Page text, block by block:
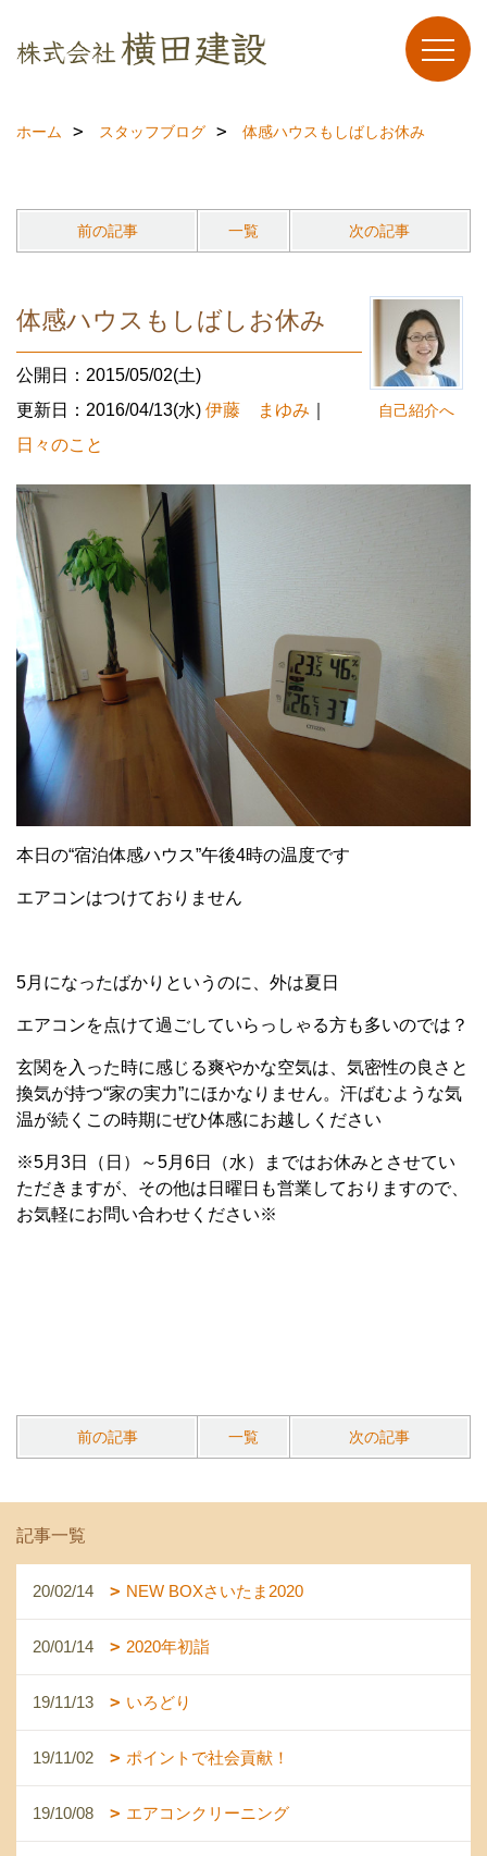
ホーム スタッフブログ 体感ハウスもしばしお休み
前の記事 一覧 次の記事
自己紹介へ
体感ハウスもしばしお休み
公開日：2015/05/02(土)
更新日：2016/04/13(水) 伊藤 まゆみ
日々のこと
本日の“宿泊体感ハウス”午後4時の温度です
エアコンはつけておりません
5月になったばかりというのに、外は夏日
エアコンを点けて過ごしていらっしゃる方も多いのでは？
玄関を入った時に感じる爽やかな空気は、気密性の良さと
換気が持つ“家の実力”にほかなりません。汗ばむような気
温が続くこの時期にぜひ体感にお越しください
※5月3日（日）～5月6日（水）まではお休みとさせてい
ただきますが、その他は日曜日も営業しておりますので、
お気軽にお問い合わせください※
前の記事 一覧 次の記事
記事一覧
20/02/14 NEW BOXさいたま2020
20/01/14 2020年初詣
19/11/13 いろどり
19/11/02 ポイントで社会貢献！
19/10/08 エアコンクリーニング